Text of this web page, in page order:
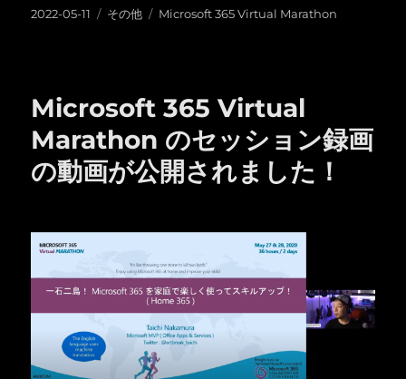
投
2022-05-11
カ
その他
タ
Microsoft 365 Virtual Marathon
Microsoft 365 Virtual
Marathon のセッション録画
の動画が公開されました！